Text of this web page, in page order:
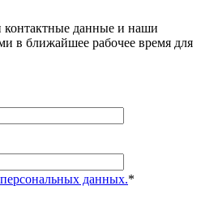
контактные данные и наши
в ближайшее рабочее время для
данных.*